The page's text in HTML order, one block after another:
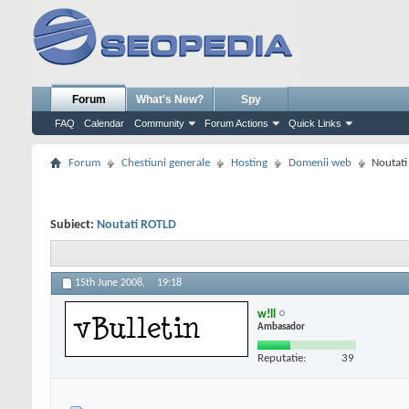
Forum
FAQ Calendar Community Forum Actions Quick Links
What's New? Spy
Forum Chestiuni generale Hosting Domenii web Noutati
Subiect: Noutati ROTLD
15th June 2008, 19:18
w!ll
Ambasador
Reputatie: 39